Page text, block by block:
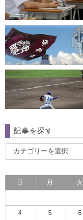
記事を探す
日 月 火
4 5 6